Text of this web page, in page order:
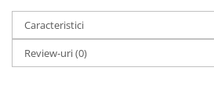
Instalare si mentenanta simple
Managementul sistemului
camera Cube S Net room sensor,
Caracteristici
Review-uri(0)